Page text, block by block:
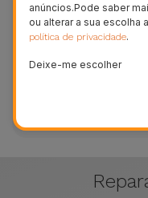
A confiança
Mais de 90 mil
anúncios.Pode saber
ou alterar a sua escolha
política de privacidade.
Deixe-me escolher